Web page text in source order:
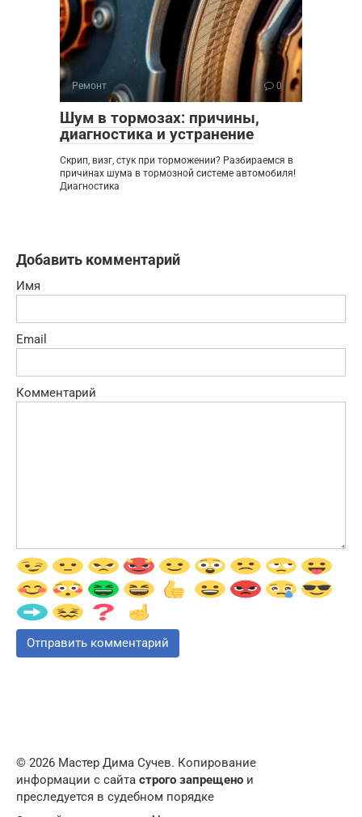
Ремонт 0
Шум в тормозах: причины,
диагностика и устранение
Скрип, визг, стук при торможении? Разбираемся в
причинах шума в тормозной системе автомобиля!
Диагностика
Добавить комментарий
Имя
Email
Комментарий
© 2026 Мастер Дима Сучев. Копирование
информации с сайта строго запрещено и
преследуется в судебном порядке